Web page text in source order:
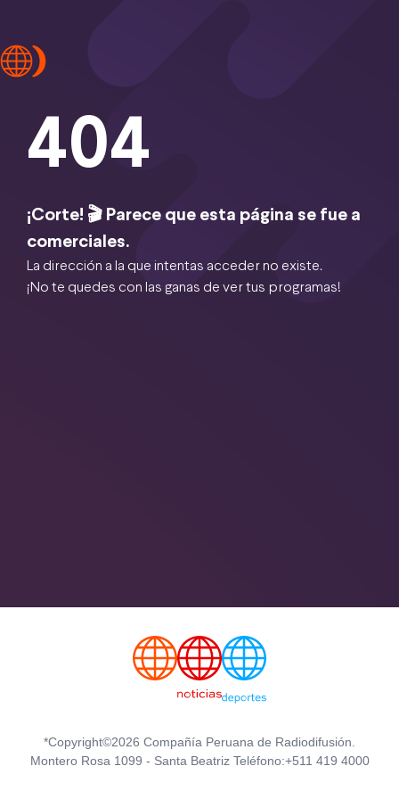
404
¡Corte! 🎬 Parece que esta página se fue a
comerciales.
La dirección a la que intentas acceder no existe.
¡No te quedes con las ganas de ver tus programas!
*Copyright©2026 Compañía Peruana de Radiodifusión.
Montero Rosa 1099 - Santa Beatriz Teléfono:+511 419 4000